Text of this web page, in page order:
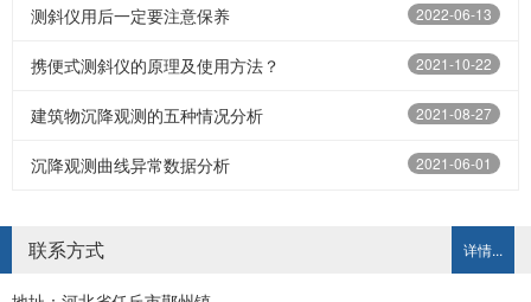
2022-06-13
测斜仪用后一定要注意保养
2021-10-22
携便式测斜仪的原理及使用方法？
2021-08-27
建筑物沉降观测的五种情况分析
2021-06-01
沉降观测曲线异常数据分析
详情...
联系方式